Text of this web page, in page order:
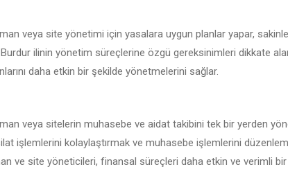
veya site yönetimi için yasalara uygun planlar yapar,
ilinin yönetim süreçlerine özgü gereksinimleri dikkate
daha etkin bir şekilde yönetmelerini sağlar.
veya sitelerin muhasebe ve aidat takibini tek bir yerden
işlemlerini kolaylaştırmak ve muhasebe işlemlerini
ve site yöneticileri, finansal süreçleri daha etkin ve verimli